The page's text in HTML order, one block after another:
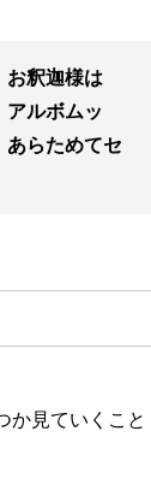
お釈迦様は
アルボムッ
あらためてセ
見ていくこと